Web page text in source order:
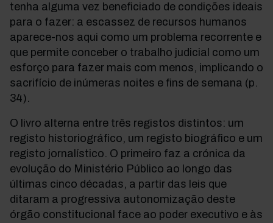
tenha alguma vez beneficiado de condições ideais
para o fazer: a escassez de recursos humanos
aparece-nos aqui como um problema recorrente e
que permite conceber o trabalho judicial como um
esforço para fazer mais com menos, implicando o
sacrifício de inúmeras noites e fins de semana (p.
34).
O livro alterna entre três registos distintos: um
registo historiográfico, um registo biográfico e um
registo jornalístico. O primeiro faz a crónica da
evolução do Ministério Público ao longo das
últimas cinco décadas, a partir das leis que
ditaram a progressiva autonomização deste
órgão constitucional face ao poder executivo e às